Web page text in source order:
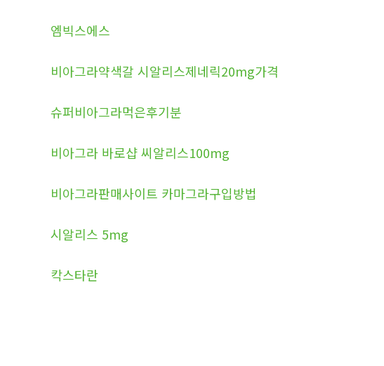
엠빅스에스
비아그라약색갈 시알리스제네릭20mg가격
슈퍼비아그라먹은후기분
비아그라 바로샵 씨알리스100mg
비아그라판매사이트 카마그라구입방법
시알리스 5mg
칵스타란